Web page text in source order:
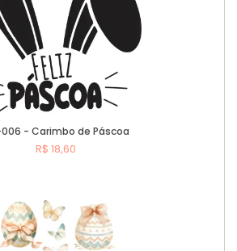
- Carimbo de Páscoa
R$ 18,60